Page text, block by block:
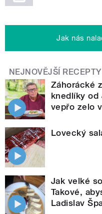
Jak nás
NEJNOVĚJŠÍ RECEPTY
Záhorácké
knedlíky od
vepřo zelo
Lovecký
Jak velké
Takové,
Ladislav